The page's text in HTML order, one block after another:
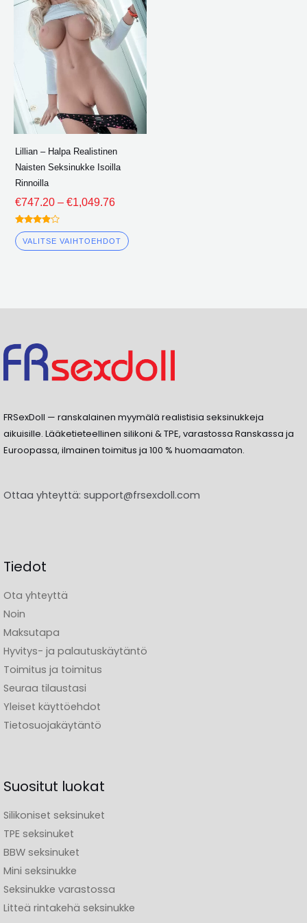
Lillian – Halpa Realistinen
Naisten Seksinukke Isoilla
Rinnoilla
€747.20 – €1,049.76
€1,049.76
Arvioitu
3.75
ulos 5
VALITSE VAIHTOEHDOT
on
useita
variantteja.
Vaihtoehdot
voidaan
valita
tuotesivulle
FRSexDoll — ranskalainen myymälä realistisia seksinukkeja
aikuisille. Lääketieteellinen silikoni & TPE, varastossa Ranskassa ja
Euroopassa, ilmainen toimitus ja 100 % huomaamaton.
Ottaa yhteyttä: support@frsexdoll.com
Tiedot
Ota yhteyttä
Noin
Maksutapa
Hyvitys- ja palautuskäytäntö
Toimitus ja toimitus
Seuraa tilaustasi
Yleiset käyttöehdot
Tietosuojakäytäntö
Suositut luokat
Silikoniset seksinuket
TPE seksinuket
BBW seksinuket
Mini seksinukke
Seksinukke varastossa
Litteä rintakehä seksinukke